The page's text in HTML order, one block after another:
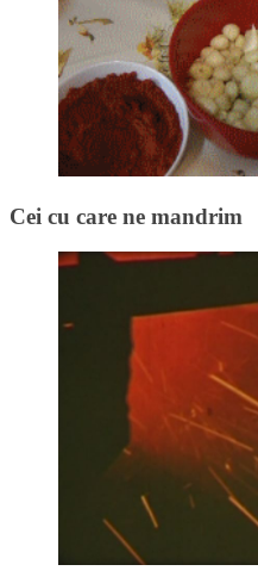
Cei cu care ne mandrim